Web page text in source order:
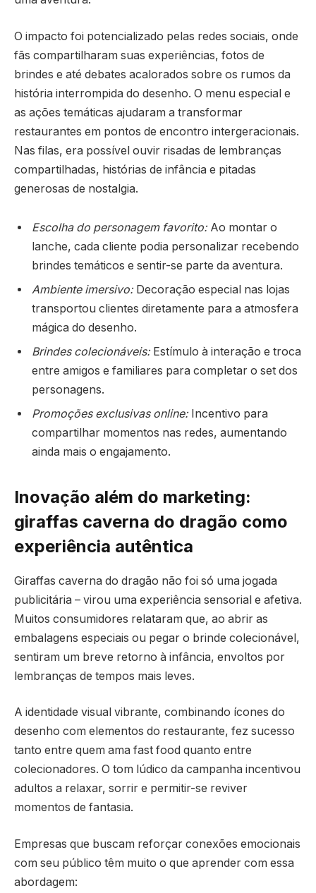
O impacto foi potencializado pelas redes sociais, onde
fãs compartilharam suas experiências, fotos de
brindes e até debates acalorados sobre os rumos da
história interrompida do desenho. O menu especial e
as ações temáticas ajudaram a transformar
restaurantes em pontos de encontro intergeracionais.
Nas filas, era possível ouvir risadas de lembranças
compartilhadas, histórias de infância e pitadas
generosas de nostalgia.
Escolha do personagem favorito:Ao montar o
lanche, cada cliente podia personalizar recebendo
brindes temáticos e sentir-se parte da aventura.
Ambiente imersivo:Decoração especial nas lojas
transportou clientes diretamente para a atmosfera
mágica do desenho.
Brindes colecionáveis:Estímulo à interação e troca
entre amigos e familiares para completar o set dos
personagens.
Promoções exclusivas online:Incentivo para
compartilhar momentos nas redes, aumentando
ainda mais o engajamento.
Inovação além do marketing:
giraffas caverna do dragão como
experiência autêntica
Giraffas caverna do dragão não foi só uma jogada
publicitária – virou uma experiência sensorial e afetiva.
Muitos consumidores relataram que, ao abrir as
embalagens especiais ou pegar o brinde colecionável,
sentiram um breve retorno à infância, envoltos por
lembranças de tempos mais leves.
A identidade visual vibrante, combinando ícones do
desenho com elementos do restaurante, fez sucesso
tanto entre quem ama fast food quanto entre
colecionadores. O tom lúdico da campanha incentivou
adultos a relaxar, sorrir e permitir-se reviver
momentos de fantasia.
Empresas que buscam reforçar conexões emocionais
com seu público têm muito o que aprender com essa
abordagem: